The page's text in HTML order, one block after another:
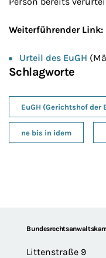
Weiterführender Link:
Urteil des EuGH
Schlagworte
EuGH (Gerichtshof der
ne bis in idem
Footer
Littenstraße 9